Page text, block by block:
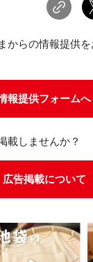
からの情報提供を
報提供フォームへ
載しませんか？
広告掲載について